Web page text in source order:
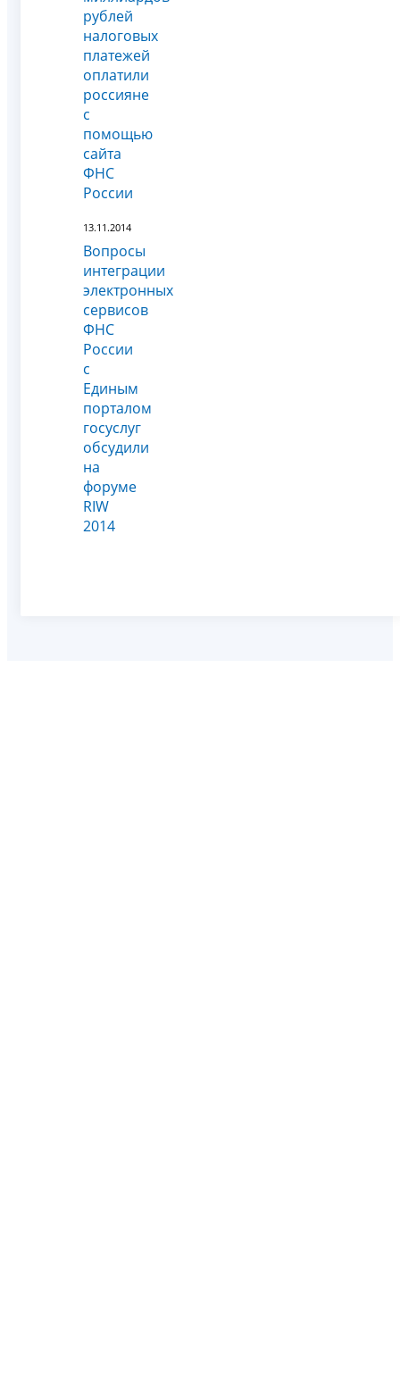
рублей
налоговых
платежей
оплатили
россияне
с
помощью
сайта
ФНС
России
13.11.2014
Вопросы
интеграции
электронных
сервисов
ФНС
России
с
Единым
порталом
госуслуг
обсудили
на
форуме
RIW
2014